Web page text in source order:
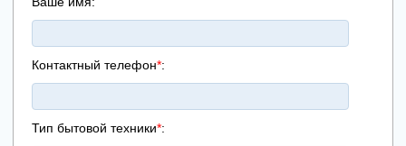
Контактный телефон*:
Тип бытовой техники*: